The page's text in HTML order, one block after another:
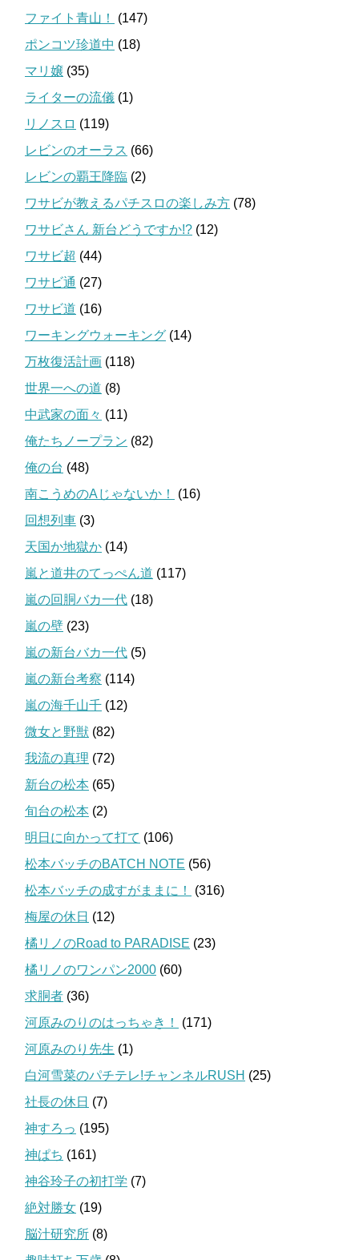
ファイト青山！
(147)
ポンコツ珍道中 (18)
マリ嬢 (35)
ライターの流儀 (1)
リノスロ (119)
レビンのオーラス (66)
レビンの覇王降臨 (2)
ワサビが教えるパチスロの楽しみ方 (78)
ワサビさん 新台どうですか!? (12)
ワサビ超 (44)
ワサビ通 (27)
ワサビ道 (16)
ワーキングウォーキング (14)
万枚復活計画 (118)
世界一への道 (8)
中武家の面々 (11)
俺たちノープラン (82)
俺の台 (48)
南こうめのAじゃないか！
(16)
回想列車 (3)
天国か地獄か (14)
嵐と道井のてっぺん道 (117)
嵐の回胴バカ一代 (18)
嵐の壁 (23)
嵐の新台バカ一代 (5)
嵐の新台考察 (114)
嵐の海千山千 (12)
微女と野獣 (82)
我流の真理 (72)
新台の松本 (65)
旬台の松本 (2)
明日に向かって打て (106)
松本バッチのBATCH NOTE (56)
松本バッチの成すがままに！
(316)
梅屋の休日 (12)
橘リノのRoad to PARADISE (23)
橘リノのワンパン2000 (60)
求胴者 (36)
河原みのりのはっちゃき！
(171)
河原みのり先生 (1)
白河雪菜のパチテレ!チャンネルRUSH (25)
社長の休日 (7)
神すろっ (195)
神ぱち (161)
神谷玲子の初打学 (7)
絶対勝女 (19)
脳汁研究所 (8)